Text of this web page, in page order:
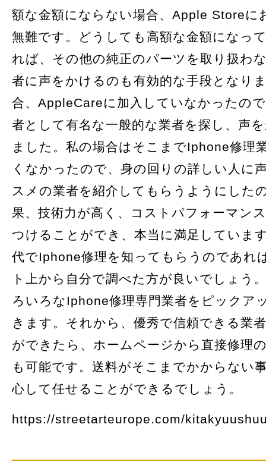
額な金額にならない場合、Apple Storeに
無難です。どうしても高額な金額になっ
れば、その他の純正のパーツを取り扱わ
者に声をかけるのも有効的な手段となり
合、AppleCareに加入していなかったの
者として有名な一般的な業者を探し、声
ました。私の場合はそこまでIphone修理
くなかったので、身の回りの詳しい人に
スメの業者を紹介してもらうようにした
果、技術力が高く、コストパフォーマン
つけることができ、本当に満足していま
代でIphone修理を知ってもらうのであれ
ト上から自分で調べた方が良いでしょう
ろいろなIphone修理専門業者をピックア
きます。それから、優秀で信頼できる業
ができたら、ホームページから直接修理
も可能です。送料がそこまでかからない
心して任せることができるでしょう。
https://streetarteurope.com/